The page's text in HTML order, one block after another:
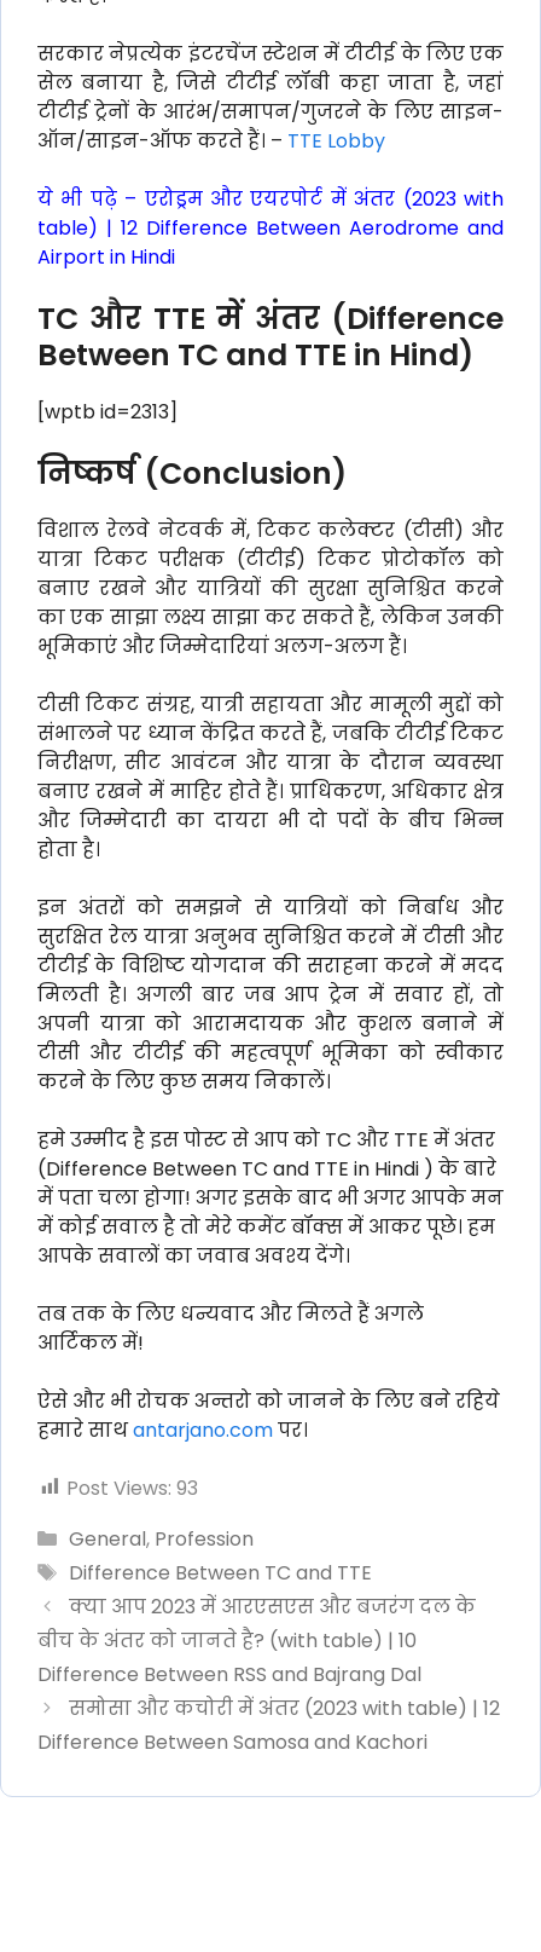
सरकार नेप्रत्येक इंटरचेंज स्टेशन में टीटीई के लिए एक
सेल बनाया है, जिसे टीटीई लॉबी कहा जाता है, जहां
टीटीई ट्रेनों के आरंभ/समापन/गुजरने के लिए साइन-
ऑन/साइन-ऑफ करते हैं। – TTE Lobby
ये भी पढ़े – एरोड्रम और एयरपोर्ट में अंतर (2023 with
table) | 12 Difference Between Aerodrome and
Airport in Hindi
TC और TTE में अंतर (Difference
Between TC and TTE in Hind)
[wptb id=2313]
निष्कर्ष (Conclusion)
विशाल रेलवे नेटवर्क में, टिकट कलेक्टर (टीसी) और
यात्रा टिकट परीक्षक (टीटीई) टिकट प्रोटोकॉल को
बनाए रखने और यात्रियों की सुरक्षा सुनिश्चित करने
का एक साझा लक्ष्य साझा कर सकते हैं, लेकिन उनकी
भूमिकाएं और जिम्मेदारियां अलग-अलग हैं।
टीसी टिकट संग्रह, यात्री सहायता और मामूली मुद्दों को
संभालने पर ध्यान केंद्रित करते हैं, जबकि टीटीई टिकट
निरीक्षण, सीट आवंटन और यात्रा के दौरान व्यवस्था
बनाए रखने में माहिर होते हैं। प्राधिकरण, अधिकार क्षेत्र
और जिम्मेदारी का दायरा भी दो पदों के बीच भिन्न
होता है।
इन अंतरों को समझने से यात्रियों को निर्बाध और
सुरक्षित रेल यात्रा अनुभव सुनिश्चित करने में टीसी और
टीटीई के विशिष्ट योगदान की सराहना करने में मदद
मिलती है। अगली बार जब आप ट्रेन में सवार हों, तो
अपनी यात्रा को आरामदायक और कुशल बनाने में
टीसी और टीटीई की महत्वपूर्ण भूमिका को स्वीकार
करने के लिए कुछ समय निकालें।
हमे उम्मीद है इस पोस्ट से आप को TC और TTE में अंतर
(Difference Between TC and TTE in Hindi ) के बारे
में पता चला होगा! अगर इसके बाद भी अगर आपके मन
में कोई सवाल है तो मेरे कमेंट बॉक्स में आकर पूछे। हम
आपके सवालों का जवाब अवश्य देंगे।
तब तक के लिए धन्यवाद और मिलते हैं अगले
आर्टिकल में!
ऐसे और भी रोचक अन्तरो को जानने के लिए बने रहिये
हमारे साथantarjano.comपर।
Post Views: 93
Categories
General, Profession
Tags
Difference Between TC and TTE
क्या आप 2023 में आरएसएस और बजरंग दल के
बीच के अंतर को जानते है? (with table) | 10
Difference Between RSS and Bajrang Dal
समोसा और कचोरी में अंतर (2023 with table) | 12
Difference Between Samosa and Kachori